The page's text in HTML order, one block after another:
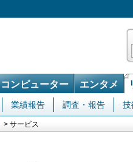
コンピューター エンタメ
業績報告 調査・報告 技
> サービス